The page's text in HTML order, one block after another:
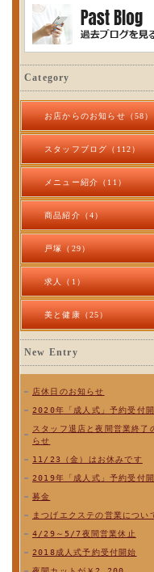
Category
お店からのお知らせ（58）
スタッフブログ（112）
メニュー紹介（11）
商品紹介（4）
戸塚（29）
求人（1）
美と健康（25）
New Entry
店休日のお知らせ
2020年「成人式」予約受付
スタッフ退店と夜間営業終了
らせ
11/23（金）はお休みです
2019年「成人式」予約受付
募金
まつげエクステの営業につい
4/29～5/7夜間営業休止
2018成人式予約受付開始